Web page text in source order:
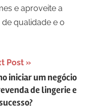
e aproveite a
qualidade e o
Post
iniciar um negócio
de lingerie e